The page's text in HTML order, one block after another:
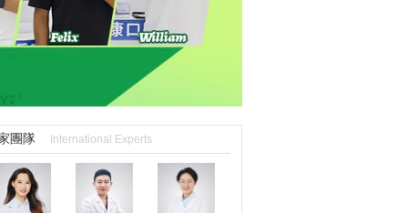
團隊 International Experts